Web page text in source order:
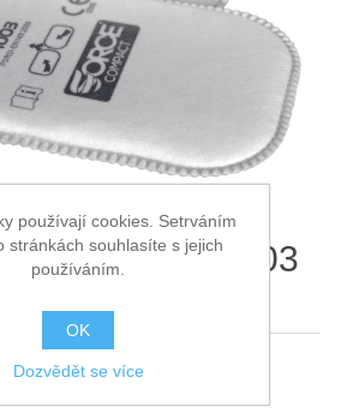
R-Force F-1003
R-Force F-1003 Economy
používají cookies. Setrváním
stránkách souhlasíte s jejich
používáním.
OK
Dozvědět se více